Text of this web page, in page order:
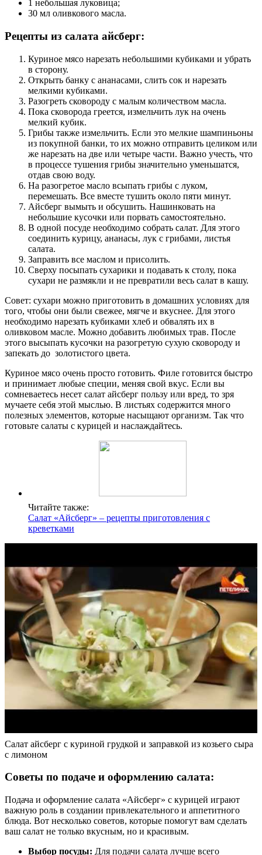
1 небольшая луковица;
30 мл оливкового масла.
Рецепты из салата айсберг:
Куриное мясо нарезать небольшими кубиками и убрать
в сторону.
Открыть банку с ананасами, слить сок и нарезать
мелкими кубиками.
Разогреть сковороду с малым количеством масла.
Пока сковорода греется, измельчить лук на очень
мелкий кубик.
Грибы также измельчить. Если это мелкие шампиньоны
из покупной банки, то их можно отправить целиком или
же нарезать на две или четыре части. Важно учесть, что
в процессе тушения грибы значительно уменьшатся,
отдав свою воду.
На разогретое масло всыпать грибы с луком,
перемешать. Все вместе тушить около пяти минут.
Айсберг вымыть и обсушить. Нашинковать на
небольшие кусочки или порвать самостоятельно.
В одной посуде необходимо собрать салат. Для этого
соединить курицу, ананасы, лук с грибами, листья
салата.
Заправить все маслом и присолить.
Сверху посыпать сухарики и подавать к столу, пока
сухари не размякли и не превратили весь салат в кашу.
Совет: сухари можно приготовить в домашних условиях для
того, чтобы они были свежее, мягче и вкуснее. Для этого
необходимо нарезать кубиками хлеб и обвалять их в
оливковом масле. Можно добавить любимых трав. После
этого высыпать кусочки на разогретую сухую сковороду и
запекать до золотистого цвета.
Куриное мясо очень просто готовить. Филе готовится быстро
и принимает любые специи, меняя свой вкус. Если вы
сомневаетесь несет салат айсберг пользу или вред, то зря
мучаете себя этой мыслью. В листьях содержится много
полезных элементов, которые насыщают организм. Так что
готовьте салаты с курицей и наслаждайтесь.
Читайте также:
Салат «Айсберг» – рецепты приготовления с
креветками
Салат айсберг с куриной грудкой и заправкой из козьего сыра
с лимоном
Советы по подаче и оформлению салата:
Подача и оформление салата «Айсберг» с курицей играют
важную роль в создании привлекательного и аппетитного
блюда. Вот несколько советов, которые помогут вам сделать
ваш салат не только вкусным, но и красивым.
Выбор посуды: Для подачи салата лучше всего